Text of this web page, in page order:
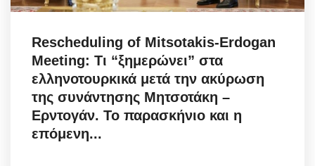
Rescheduling of Mitsotakis-Erdogan
Meeting: Τι “ξημερώνει” στα
ελληνοτουρκικά μετά την ακύρωση
της συνάντησης Μητσοτάκη –
Ερντογάν. Το παρασκήνιο και η
επόμενη...